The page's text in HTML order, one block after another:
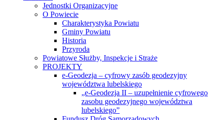
Jednostki Organizacyjne
O Powiecie
Charakterystyka Powiatu
Gminy Powiatu
Historia
Przyroda
Powiatowe Służby, Inspekcje i Straże
PROJEKTY
e-Geodezja – cyfrowy zasób geodezyjny
województwa lubelskiego
„e-Geodezja II – uzupełnienie cyfrowego
zasobu geodezyjnego województwa
lubelskiego”